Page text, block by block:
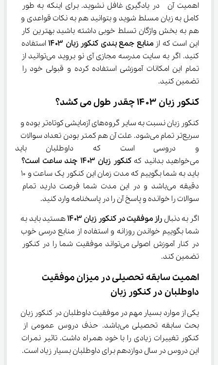
اهمیت آن  در یادگیری غافل نشوید. برای اینکه به طور
کامل به زبان مسلط شوید و بتوانید هم به نکات قواعدی و
هم به بخش واژگان تسلط خوبی داشته باشید بهترین کار
این است که از منابع جمع بندی کنکور زبان ۱۴۰۳
استفاده
کنید. اگر به سایت مدرسه مجازی آی نو بروید می‌توانید از
تمام این امکانات آموزشی استفاده کرده و قبولی خود را
تضمین کنید.
کنکور زبان ۱۴۰۳ چقدر طول می کشد؟
کنکور زبان نسبت به سایر گروه‌های آزمایشی کوتاه‌تر بوده و
سریع‌تر تمام می‌شود. علت آن هم کمتر بودن تعداد سوالات
و دروسی است که داوطلبان
می‌خواهید بدانید که
کنکور زبان ۱۴۰۳ چند
ساعت است؟
دقیقه می‌باشد و در این مدت شما فرصت دارید تمام
سوالات را خوانده و پاسخ آن را در پاسخنامه وارد کنید.
اگر به دنبال راز موفقیت در کنکور زبان ۱۴۰۳
هستید باید به
شما بگوییم خواندن روزانه و استفاده از منابع درسی خوب
در کنار آموزش اصولی می‌تواند موفقیت شما را در کنکور
تضمین کند.
اهمیت سابقه تحصیلی در میزان موفقیت
داوطلبان در کنکور زبان
یکی از موارد بسیار مهم در موفقیت داوطلبان در کنکور زبان
بحث سابقه تحصیلی می‌باشد. حذف دروس عمومی از
کنکور تغییرات زیادی را با خود همراه داشت. تاثیر نمرات
این دروس در سال دوازدهم برای داوطلبان بسیار زیاد است.